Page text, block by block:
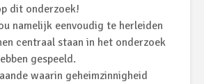
dit onderzoek!
namelijk eenvoudig te herleiden
centraal staan in het onderzoek
gespeeld.
waarin geheimzinnigheid